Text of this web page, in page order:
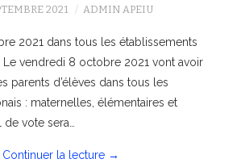
2021 ADMIN APEIU
2021 dans tous les établissements
Le vendredi 8 octobre 2021 vont avoir
parents d’élèves dans tous les
: maternelles, élémentaires et
vote sera…
Continuer la lecture →